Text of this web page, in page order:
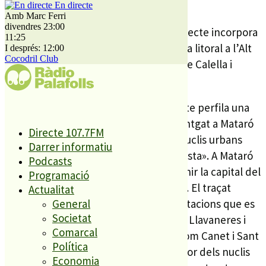
En directe
Amb Marc Ferri
divendres 23:00
11:25
I després: 12:00
Cocodril Club
Directe 107.7FM
Darrer informatiu
Podcasts
Programació
Actualitat
General
Societat
Comarcal
Política
Economia
es contemplen en els mapes de pla.
A banda d’aquesta nova estació el projecte incorpora
la proposta de treure la via de la façana litoral a l’Alt
Maresme i fer-la passar sota la N2 entre Calella i
Malgrat.
El dibuix que s’inclou en l’avantprojecte perfila una
via ferroviària per l’interior des de Montgat a Mataró
per «incrementar la cobertura a uns nuclis urbans
que s’han anat estenent lluny de la costa». A Mataró
enllaça amb el tren orbital que ha d’unir la capital del
Maresme amb Vilanova per Argentona. El traçat
continuarà cap al nord i les úniques estacions que es
mantindran al mateix lloc seran les de Llavaneres i
Caldes d’Estrac. Tant Arenys de Mar com Canet i Sant
Pol traslladaran les seves cap a l’interior dels nuclis